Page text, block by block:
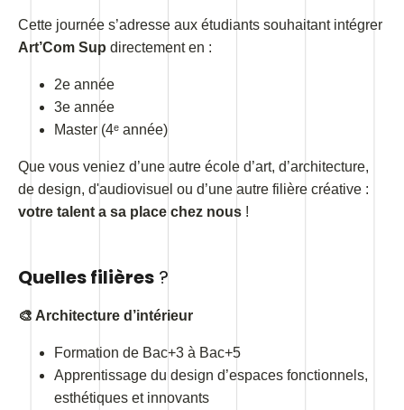
Cette journée s’adresse aux étudiants souhaitant intégrer
Art’Com Sup directement en :
2e année
3e année
Master (4ᵉ année)
Que vous veniez d’une autre école d’art, d’architecture,
de design, d'audiovisuel ou d’une autre filière créative :
votre talent a sa place chez nous !
Quelles filières ?
🎨 Architecture d’intérieur
Formation de Bac+3 à Bac+5
Apprentissage du design d’espaces fonctionnels,
esthétiques et innovants